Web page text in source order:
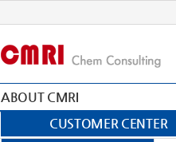
ABOUT CMRI
CUSTOMER CENTER